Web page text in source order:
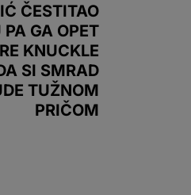
ČESTITAO
GA OPET
KNUCKLE
SI SMRAD
TUŽNOM
PRIČOM